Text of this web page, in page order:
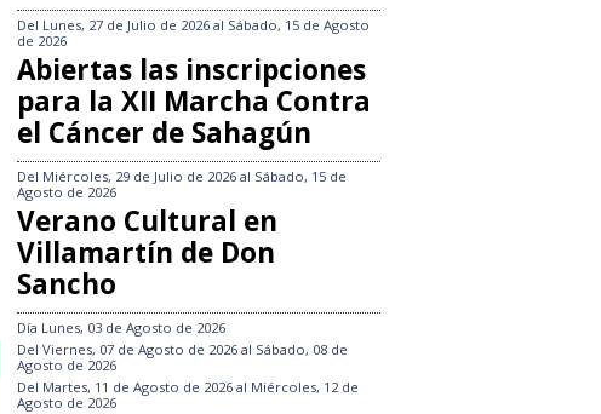
Del Lunes, 27 de Julio de 2026 al Sábado, 15 de Agosto
de 2026
Abiertas las inscripciones
para la XII Marcha Contra
el Cáncer de Sahagún
Del Miércoles, 29 de Julio de 2026 al Sábado, 15 de
Agosto de 2026
Verano Cultural en
Villamartín de Don
Sancho
Día Lunes, 03 de Agosto de 2026
Del Viernes, 07 de Agosto de 2026 al Sábado, 08 de
Agosto de 2026
Del Martes, 11 de Agosto de 2026 al Miércoles, 12 de
Agosto de 2026